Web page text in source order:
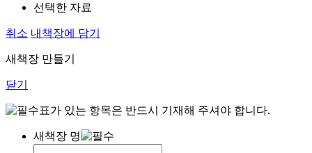
선택한 자료
취소 내책장에 담기
새책장 만들기
닫기
표가 있는 항목은 반드시 기재해 주셔야 합니다.
새책장 명